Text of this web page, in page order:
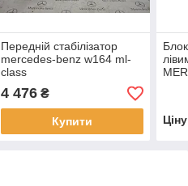
Передній стабілізатор
mercedes-benz w164 ml-
class
4 476₴
Купити